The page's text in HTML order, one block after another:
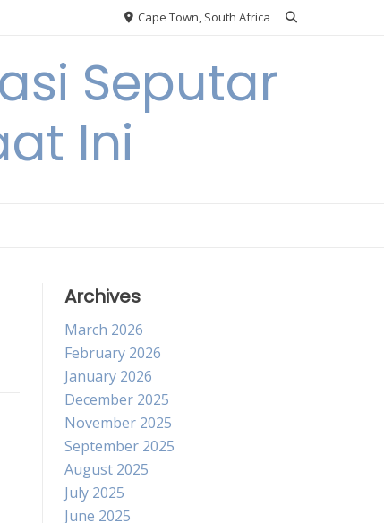
Cape Town, South Africa
Seputar
Ini
Archives
March 2026
February 2026
January 2026
December 2025
November 2025
September 2025
August 2025
July 2025
June 2025